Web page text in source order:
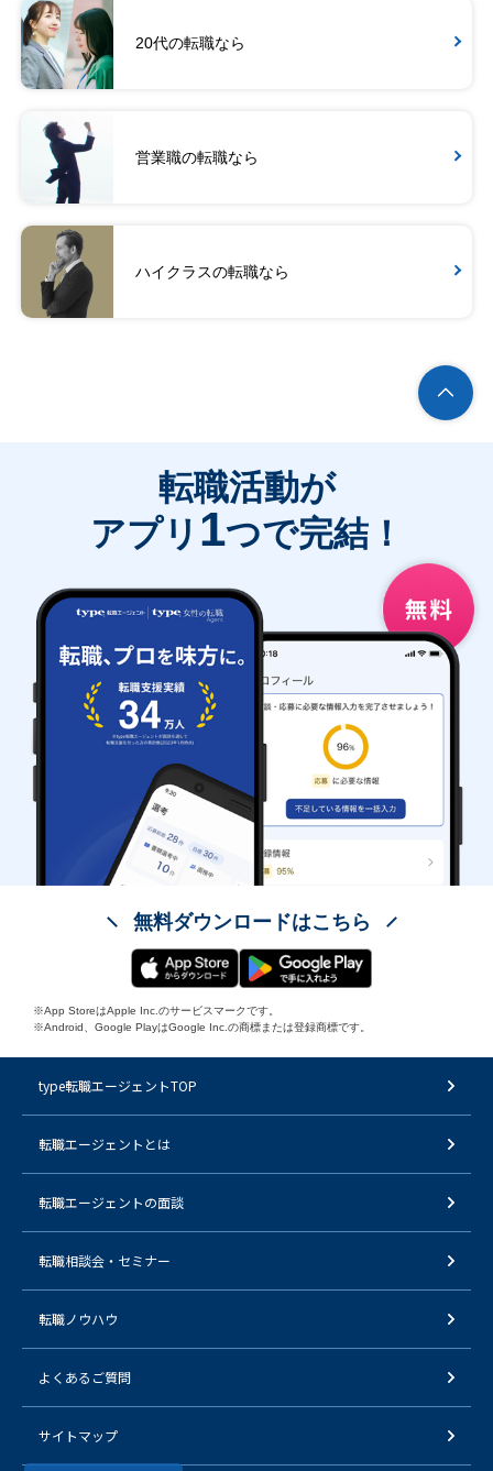
20代の転職なら
営業職の転職なら
ハイクラスの転職なら
転職活動が
アプリ 1つで完結！
無料ダウンロードはこちら
※App StoreはApple Inc.のサービスマークです。
※Android、Google PlayはGoogle Inc.の商標または登録商標です。
type転職エージェントTOP
転職エージェントとは
転職エージェントの面談
転職相談会・セミナー
転職ノウハウ
よくあるご質問
サイトマップ